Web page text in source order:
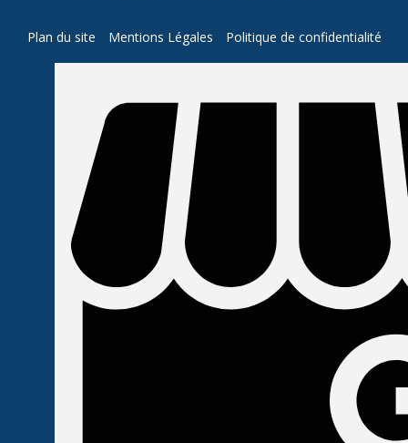
Plan du site Mentions Légales Politique de confidentialité